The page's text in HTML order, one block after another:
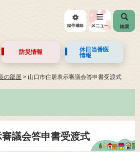
防災情報
休日当番医
情報
の部屋 > 山口市住居表示審議会答申書受渡式
議会答申書受渡式